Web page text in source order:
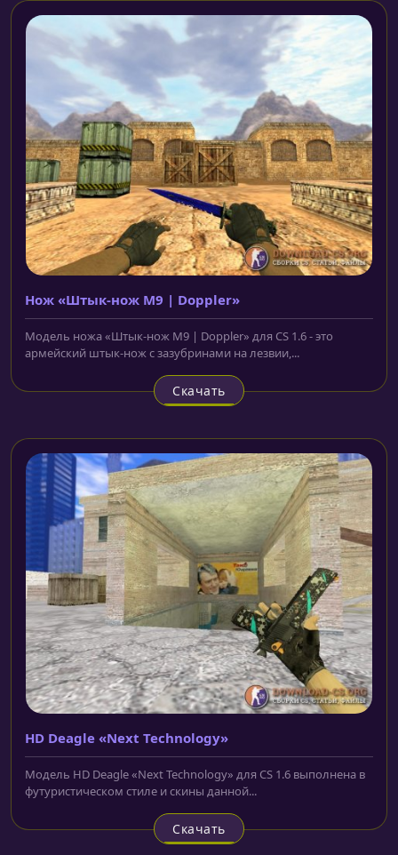
Нож «Штык-нож M9 | Doppler»
Модель ножа «Штык-нож M9 | Doppler» для CS 1.6 - это
армейский штык-нож с зазубринами на лезвии,...
Скачать
HD Deagle «Next Technology»
Модель HD Deagle «Next Technology» для CS 1.6 выполнена в
футуристическом стиле и скины данной...
Скачать